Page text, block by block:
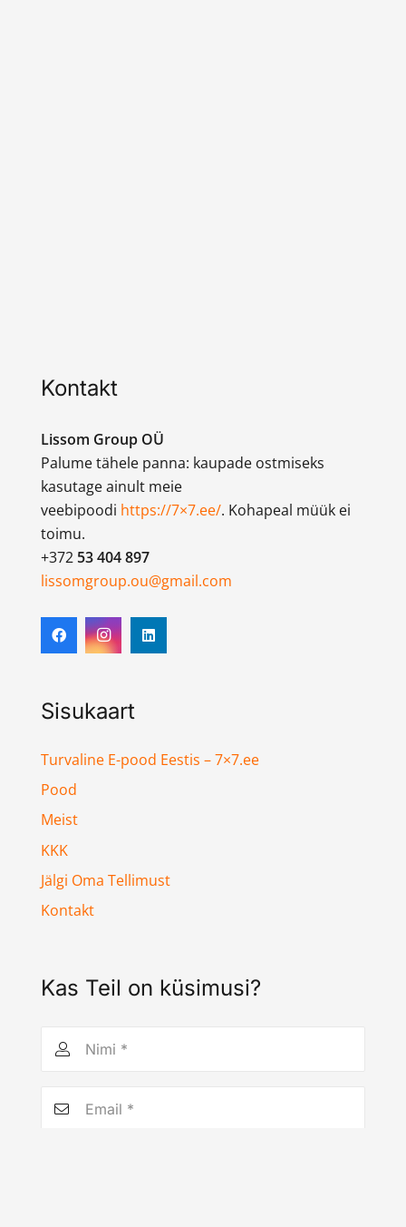
Kontakt
Lissom Group OÜ
Palume tähele panna: kaupade ostmiseks
kasutage ainult meie
veebipoodi https://7×7.ee/. Kohapeal müük ei
toimu.
+372 53 404 897
lissomgroup.ou@gmail.com
Sisukaart
Turvaline E-pood Eestis – 7×7.ee
Pood
Meist
KKK
Jälgi Oma Tellimust
Kontakt
Kas Teil on küsimusi?